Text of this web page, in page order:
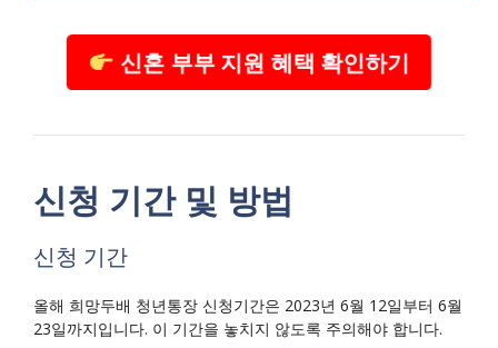
신혼 부부 지원 혜택 확인하기
신청 기간 및 방법
신청 기간
올해 희망두배 청년통장 신청기간은 2023년 6월 12일부터 6월
23일까지입니다. 이 기간을 놓치지 않도록 주의해야 합니다.